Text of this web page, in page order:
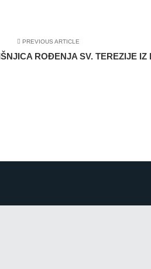
PREVIOUS ARTICLE
ROĐENJA SV. TEREZIJE IZ